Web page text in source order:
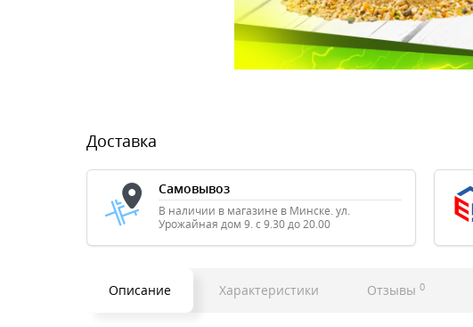
Доставка
Самовывоз
В наличии в магазине в Минске. ул.
Урожайная дом 9. с 9.30 до 20.00
Описание Характеристики Отзывы 0